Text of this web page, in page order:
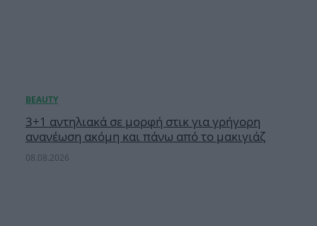
3+1 αντηλιακά σε μορφή στικ για γρήγορη
ανανέωση ακόμη και πάνω από το μακιγιάζ
08.08.2026